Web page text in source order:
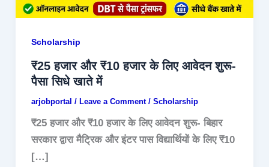
Scholarship
₹25 हजार और ₹10 हजार के लिए आवेदन शुरू-
पैसा सिधे खाते में
arjobportal / Leave a Comment / Scholarship
₹25 हजार और ₹10 हजार के लिए आवेदन शुरू- बिहार
सरकार द्वारा मैट्रिक और इंटर पास विद्यार्थियों के लिए ₹10
[…]